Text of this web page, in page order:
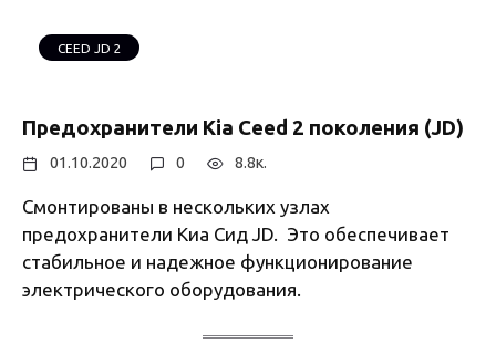
CEED JD 2
Предохранители Kia Ceed 2 поколения (JD)
01.10.2020 0 8.8к.
Смонтированы в нескольких узлах
предохранители Киа Сид JD. Это обеспечивает
стабильное и надежное функционирование
электрического оборудования.